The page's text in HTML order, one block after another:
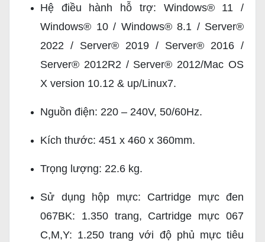
Hệ điều hành hỗ trợ: Windows® 11 /
Windows® 10 / Windows® 8.1 / Server®
2022 / Server® 2019 / Server® 2016 /
Server® 2012R2 / Server® 2012/Mac OS
X version 10.12 & up/Linux7.
Nguồn điện: 220 – 240V, 50/60Hz.
Kích thước: 451 x 460 x 360mm.
Trọng lượng: 22.6 kg.
Sử dụng hộp mực: Cartridge mực đen
067BK: 1.350 trang, Cartridge mực 067
C,M,Y: 1.250 trang với độ phủ mực tiêu